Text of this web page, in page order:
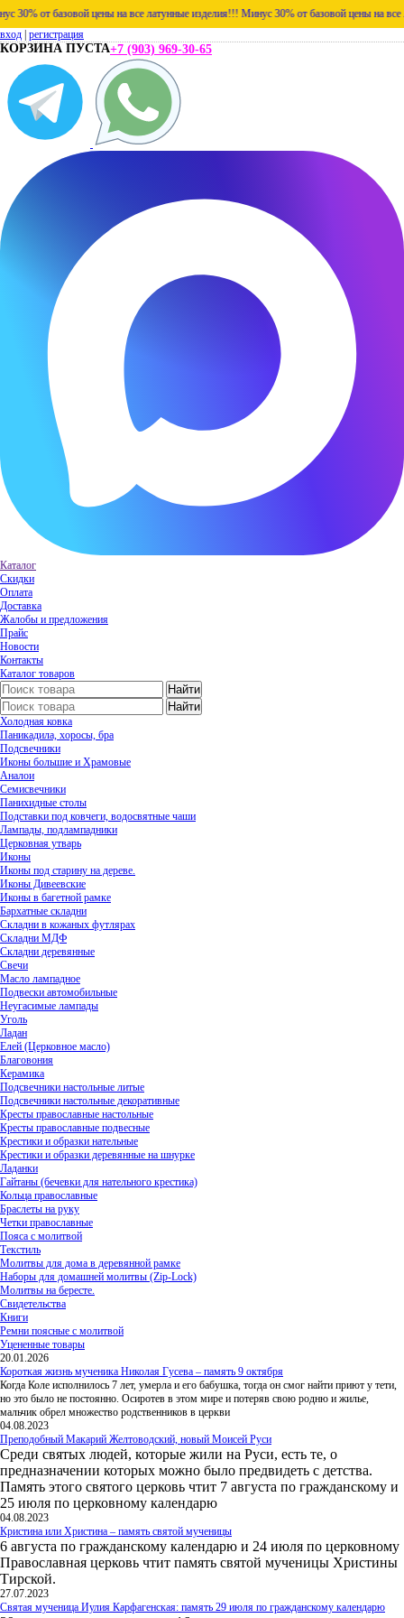
от базовой цены на все латунные изделия!!! Минус 30% от базовой цены на все
вход регистрация
КОРЗИНА ПУСТА+7 (903) 969-30-65
Каталог
Скидки
Оплата
Доставка
Жалобы и предложения
Прайс
Новости
Контакты
Каталог товаров
Холодная ковка
Паникадила, хоросы, бра
Подсвечники
Иконы большие и Храмовые
Аналои
Семисвечники
Панихидные столы
Подставки под ковчеги, водосвятные чаши
Лампады, подлампадники
Церковная утварь
Иконы
Иконы под старину на дереве.
Иконы Дивеевские
Иконы в багетной рамке
Бархатные складни
Складни в кожаных футлярах
Складни МДФ
Складни деревянные
Свечи
Масло лампадное
Подвески автомобильные
Неугасимые лампады
Уголь
Ладан
Елей (Церковное масло)
Благовония
Керамика
Подсвечники настольные литые
Подсвечники настольные декоративные
Кресты православные настольные
Кресты православные подвесные
Крестики и образки нательные
Крестики и образки деревянные на шнурке
Ладанки
Гайтаны (бечевки для нательного крестика)
Кольца православные
Браслеты на руку
Четки православные
Пояса с молитвой
Текстиль
Молитвы для дома в деревянной рамке
Наборы для домашней молитвы (Zip-Lock)
Молитвы на бересте.
Свидетельства
Книги
Ремни поясные с молитвой
Уцененные товары
20.01.2026
Короткая жизнь мученика Николая Гусева – память 9 октября
Когда Коле исполнилось 7 лет, умерла и его бабушка, тогда он смог найти приют у тети,
но это было не постоянно. Осиротев в этом мире и потеряв свою родню и жилье,
мальчик обрел множество родственников в церкви
04.08.2023
Преподобный Макарий Желтоводский, новый Моисей Руси
Среди святых людей, которые жили на Руси, есть те, о
предназначении которых можно было предвидеть с детства.
Память этого святого церковь чтит 7 августа по гражданскому и
25 июля по церковному календарю
04.08.2023
Кристина или Христина – память святой мученицы
6 августа по гражданскому календарю и 24 июля по церковному
Православная церковь чтит память святой мученицы Христины
Тирской.
27.07.2023
Святая мученица Иулия Карфагенская: память 29 июля по гражданскому календарю